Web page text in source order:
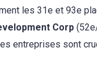
les 31e et 93e
Corp
entreprises sont